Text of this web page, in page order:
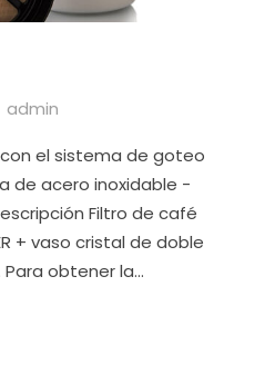
admin
el sistema de goteo
de acero inoxidable -
Filtro de café
+ vaso cristal de doble
Para obtener la...